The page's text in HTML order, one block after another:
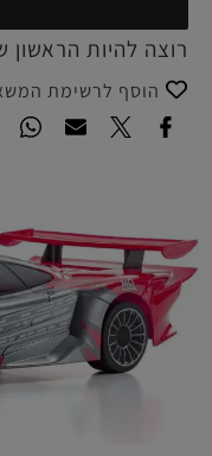
רוצה להיות
הוסף לרשימת